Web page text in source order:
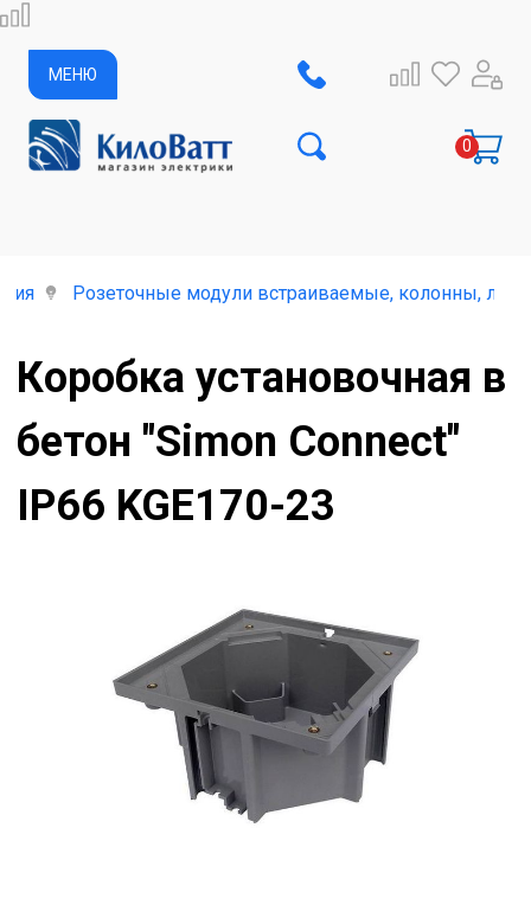
МЕНЮ
Розеточные модули встраиваемые, колонны,
Коробка установочная в
бетон "Simon Connect"
IP66 KGE170-23